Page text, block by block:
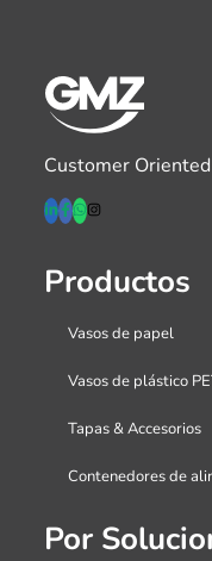
Customer
Productos
Vasos de papel
Vasos de plástico
Tapas & Accesorios
Contenedores de
Por